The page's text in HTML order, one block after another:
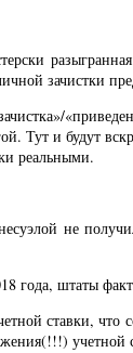
зачистки
Тут и будут
реальными.
не
штаты
ставки,
учетной